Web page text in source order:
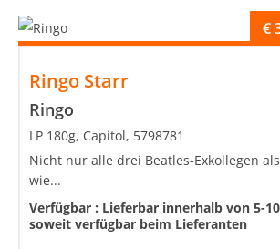
Ringo Starr
Ringo
€
LP 180g, Capitol, 5798781
Nicht nur alle drei Beatles-Exkollegen
wie...
Verfügbar : Lieferbar innerhalb von 5-
soweit verfügbar beim Lieferanten